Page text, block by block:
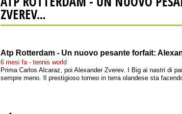
ZVEREV...
Atp Rotterdam - Un nuovo pesante forfait:
6 mesi fa - tennis world
Prima Carlos Alcaraz, poi Alexander Zverev. I Big ai nastri di
sempre meno. Il prestigioso torneo in terra olandese sta